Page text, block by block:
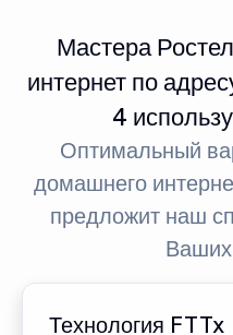
Мастера
интернет по
4
Оптимальный
домашнего
предложит наш
Технология FTTx